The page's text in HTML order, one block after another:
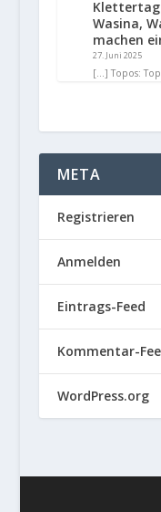
Wasina,
machen
27. Juni 2025
[…] Topos:
META
Registrieren
Anmelden
Eintrags-Feed
Kommentar-
WordPress.org